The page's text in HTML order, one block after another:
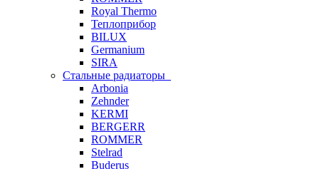
Royal Thermo
Теплоприбор
BILUX
Germanium
SIRA
Стальные радиаторы
Arbonia
Zehnder
KERMI
BERGERR
ROMMER
Stelrad
Buderus